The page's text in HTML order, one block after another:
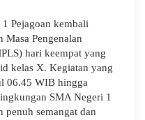
dan
Apel
Kesadaran
KORPRI
Pejagoan kembali
Masa Pengenalan
hari keempat yang
kelas X. Kegiatan yang
06.45 WIB hingga
SMA Negeri 1
penuh semangat dan